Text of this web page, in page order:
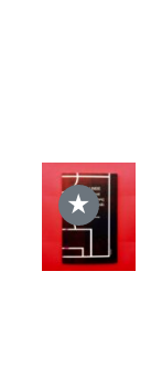
★
DODAJ
DO
KOSZYKA
SZCZEGÓŁY